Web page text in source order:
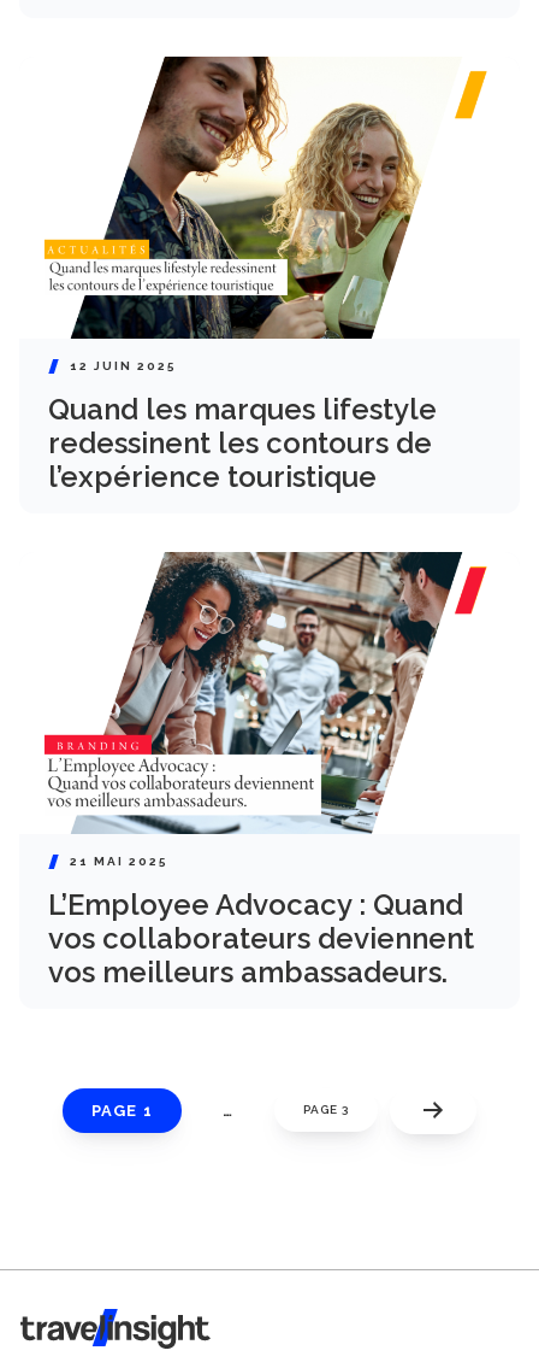
12 JUIN 2025
Quand les marques lifestyle
redessinent les contours de
l’expérience touristique
21 MAI 2025
L’Employee Advocacy : Quand
vos collaborateurs deviennent
vos meilleurs ambassadeurs.
PAGE 1 … PAGE 3
Travel Insight